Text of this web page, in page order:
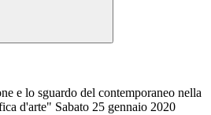
e lo sguardo del contemporaneo nella
d'arte" Sabato 25 gennaio 2020